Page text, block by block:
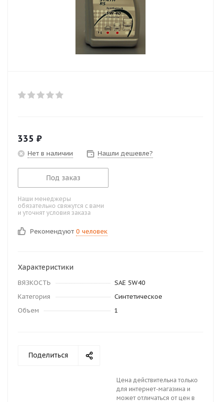
335 ₽
Нет в наличии Нашли дешевле?
Под заказ
Наши менеджеры
обязательно свяжутся с вами
и уточнят условия заказа
Рекомендуют 0 человек
Характеристики
ВЯЗКОСТЬ
SAE 5W40
Категория
Синтетическое
Объем
1
Поделиться
Цена действительна только
для интернет-магазина и
может отличаться от цен в